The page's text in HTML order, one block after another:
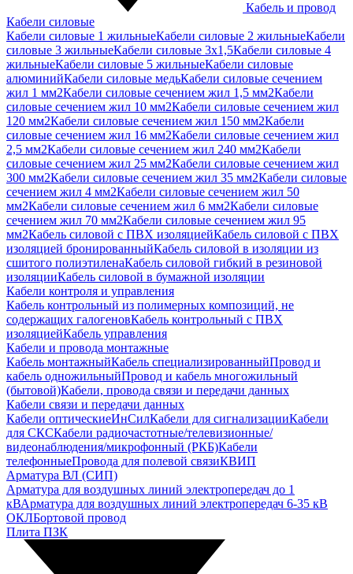
Кабель и провод
Кабели силовые
Кабели силовые 1 жильныеКабели силовые 2 жильныеКабели
силовые 3 жильныеКабели силовые 3х1,5Кабели силовые 4
жильныеКабели силовые 5 жильныеКабели силовые
алюминийКабели силовые медьКабели силовые сечением
жил 1 мм2Кабели силовые сечением жил 1,5 мм2Кабели
силовые сечением жил 10 мм2Кабели силовые сечением жил
120 мм2Кабели силовые сечением жил 150 мм2Кабели
силовые сечением жил 16 мм2Кабели силовые сечением жил
2,5 мм2Кабели силовые сечением жил 240 мм2Кабели
силовые сечением жил 25 мм2Кабели силовые сечением жил
300 мм2Кабели силовые сечением жил 35 мм2Кабели силовые
сечением жил 4 мм2Кабели силовые сечением жил 50
мм2Кабели силовые сечением жил 6 мм2Кабели силовые
сечением жил 70 мм2Кабели силовые сечением жил 95
мм2Кабель силовой с ПВХ изоляциейКабель силовой с ПВХ
изоляцией бронированныйКабель силовой в изоляции из
сшитого полиэтиленаКабель силовой гибкий в резиновой
изоляцииКабель силовой в бумажной изоляции
Кабели контроля и управления
Кабель контрольный из полимерных композиций, не
содержащих галогеновКабель контрольный с ПВХ
изоляциейКабель управления
Кабели и провода монтажные
Кабель монтажныйКабель специализированныйПровод и
кабель одножильныйПровод и кабель многожильный
(бытовой)Кабели, провода связи и передачи данных
Кабели связи и передачи данных
Кабели оптическиеИнСилКабели для сигнализацииКабели
для СКСКабели радиочастотные/телевизионные/
видеонаблюдения/микрофонный (РКБ)Кабели
телефонныеПровода для полевой связиКВИП
Арматура ВЛ (СИП)
Арматура для воздушных линий электропередач до 1
кВАрматура для воздушных линий электропередач 6-35 кВ
ОКЛБортовой провод
Плита ПЗК